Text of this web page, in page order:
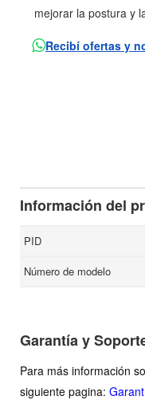
mejorar la postura y
Recibí ofertas y
Información del
PID
Número de modelo
Garantía y
Para más información
siguiente pagina: